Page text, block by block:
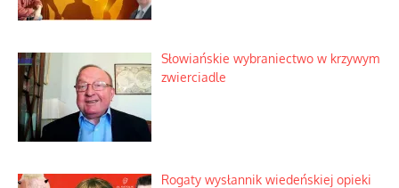
Słowiańskie wybraniectwo w krzywym
zwierciadle
Rogaty wysłannik wiedeńskiej opieki